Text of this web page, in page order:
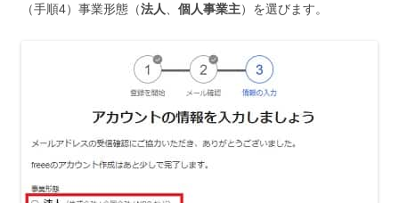
（手順4）事業形態（法人 個人事業主）を選びます。